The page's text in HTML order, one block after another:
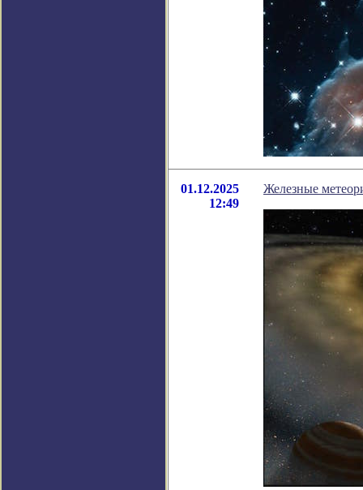
01.12.2025
12:49
Железные